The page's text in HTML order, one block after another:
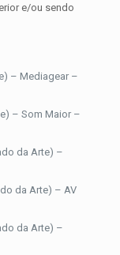
e/ou sendo
– Mediagear –
– Som Maior –
da Arte) –
da Arte) – AV
da Arte) –